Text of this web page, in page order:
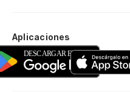
Aplicaciones